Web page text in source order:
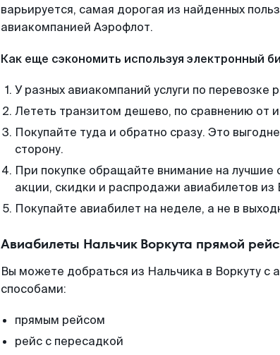
варьируется, самая дорогая из найденных
авиакомпанией Аэрофлот.
Как еще сэкономить используя электронный
У разных авиакомпаний услуги по перевозке
Лететь транзитом дешево, по сравнению от и
Покупайте туда и обратно сразу. Это
сторону.
При покупке обращайте внимание на
акции, скидки и распродажи авиабилетов из
Покупайте авиабилет на неделе, а не в
Авиабилеты Нальчик Воркута прямой
Вы можете добраться из Нальчика в Воркуту с
способами:
прямым рейсом
рейс с пересадкой